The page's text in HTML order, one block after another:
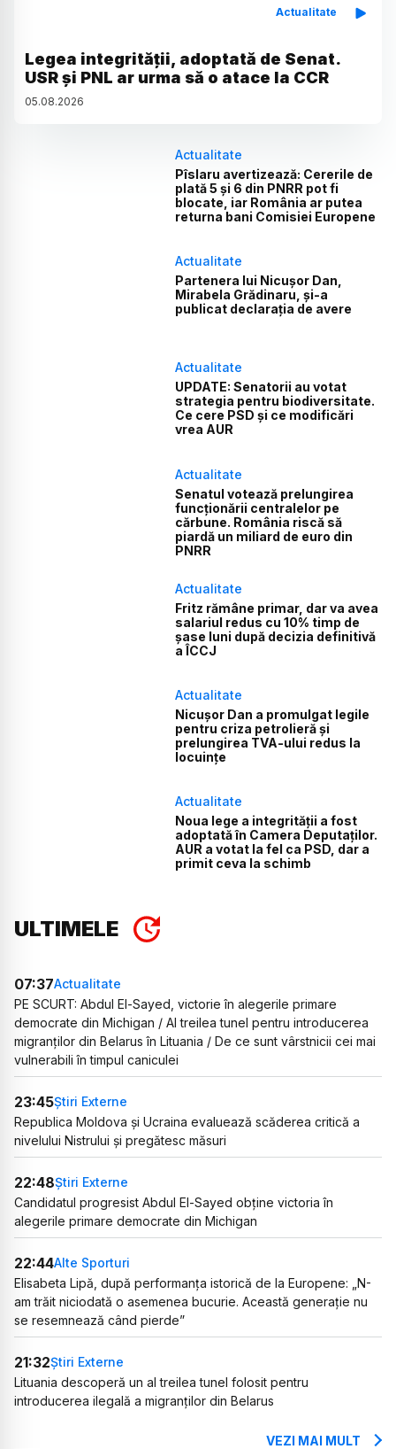
Actualitate
Legea integrității, adoptată de Senat.
USR și PNL ar urma să o atace la CCR
05.08.2026
Actualitate
Pîslaru avertizează: Cererile de
plată 5 și 6 din PNRR pot fi
blocate, iar România ar putea
returna bani Comisiei Europene
Actualitate
Partenera lui Nicușor Dan,
Mirabela Grădinaru, și-a
publicat declarația de avere
Actualitate
UPDATE: Senatorii au votat
strategia pentru biodiversitate.
Ce cere PSD și ce modificări
vrea AUR
Actualitate
Senatul votează prelungirea
funcționării centralelor pe
cărbune. România riscă să
piardă un miliard de euro din
PNRR
Actualitate
Fritz rămâne primar, dar va avea
salariul redus cu 10% timp de
șase luni după decizia definitivă
a ÎCCJ
Actualitate
Nicușor Dan a promulgat legile
pentru criza petrolieră și
prelungirea TVA-ului redus la
locuințe
Actualitate
Noua lege a integrității a fost
adoptată în Camera Deputaților.
AUR a votat la fel ca PSD, dar a
primit ceva la schimb
ULTIMELE
07:37Actualitate
PE SCURT: Abdul El-Sayed, victorie în alegerile primare
democrate din Michigan / Al treilea tunel pentru introducerea
migranților din Belarus în Lituania / De ce sunt vârstnicii cei mai
vulnerabili în timpul caniculei
23:45Știri Externe
Republica Moldova și Ucraina evaluează scăderea critică a
nivelului Nistrului și pregătesc măsuri
22:48Știri Externe
Candidatul progresist Abdul El-Sayed obține victoria în
alegerile primare democrate din Michigan
22:44Alte Sporturi
Elisabeta Lipă, după performanța istorică de la Europene: „N-
am trăit niciodată o asemenea bucurie. Această generație nu
se resemnează când pierde”
21:32Știri Externe
Lituania descoperă un al treilea tunel folosit pentru
introducerea ilegală a migranților din Belarus
VEZI MAI MULT